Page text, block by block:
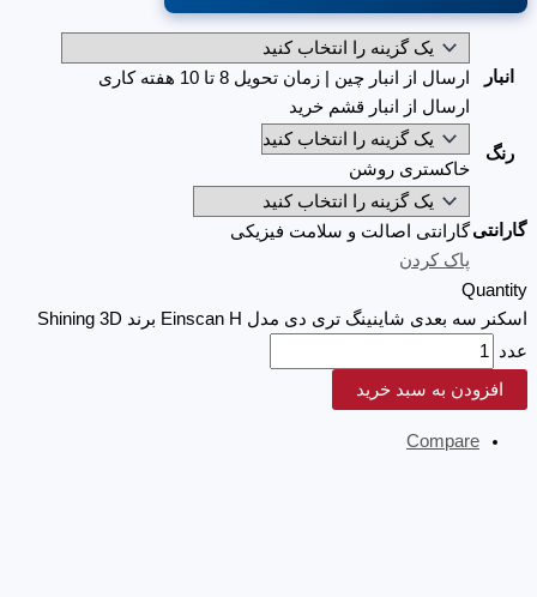
انبار
ارسال از انبار چین | زمان تحویل 8 تا 10 هفته کاری
ارسال از انبار قشم خرید
رنگ
خاکستری روشن
گارانتیگارانتی اصالت و سلامت فیزیکی
پاک کردن
Quantity
اسکنر سه بعدی شاینینگ تری دی مدل Einscan H برند Shining 3D
عدد
افزودن به سبد خرید
Compare